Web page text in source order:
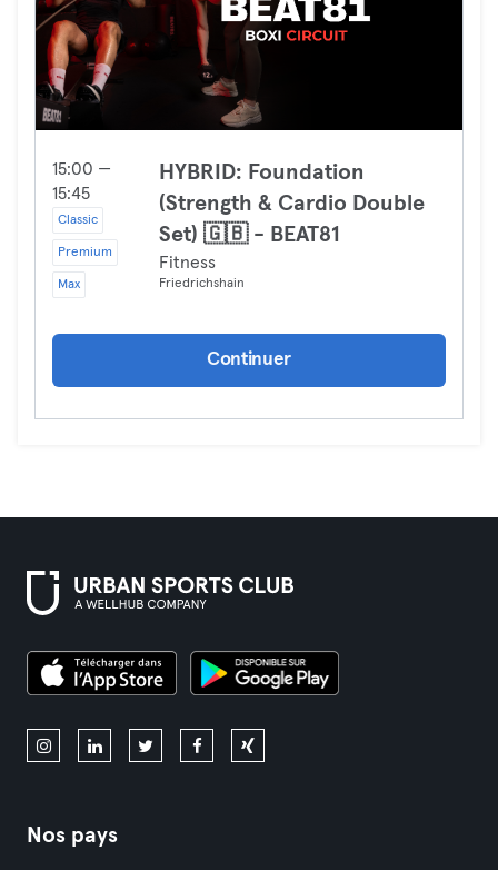
15:00 —
15:45
Classic
Premium
Max
HYBRID: Foundation
(Strength & Cardio Double
Set) 🇬🇧 - BEAT81
Fitness
Friedrichshain
Continuer
Nos pays